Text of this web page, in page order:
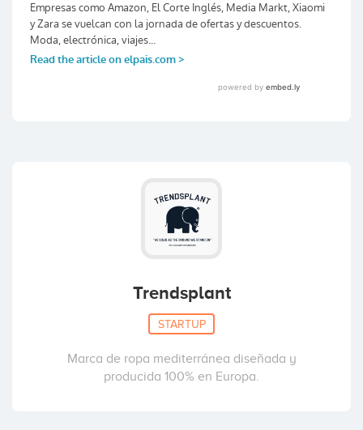
Trendsplant
STARTUP
Marca de ropa mediterránea diseñada y
producida 100% en Europa.